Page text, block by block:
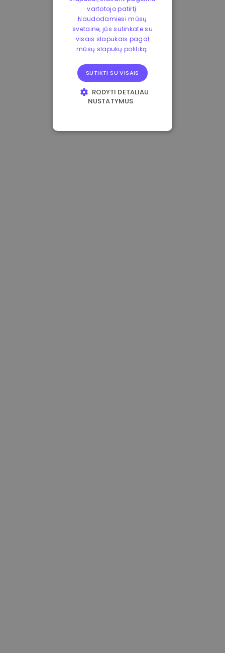
vartotojo patirtį.
Naudodamiesi mūsų
svetaine, jūs sutinkate su
visais slapukais pagal
mūsų slapukų politiką.
SUTIKTI SU VISAIS
RODYTI DETALIAU
NUSTATYMUS